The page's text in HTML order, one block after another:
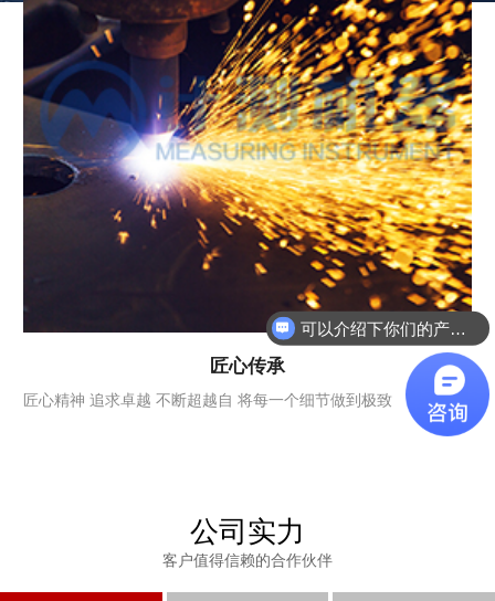
匠心传承
匠心精神 追求卓越 不断超越自 将每一个细节做到极致
公司实力
客户值得信赖的合作伙伴
可以介绍下你们的产品么